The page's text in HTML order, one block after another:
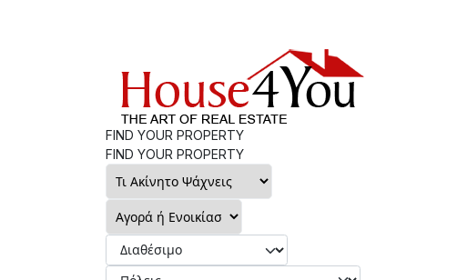
FIND YOUR PROPERTY
FIND YOUR PROPERTY